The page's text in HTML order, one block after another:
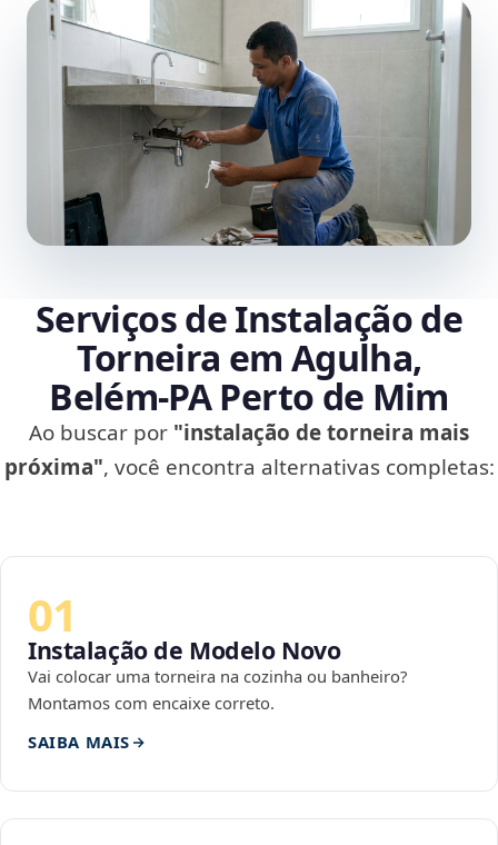
Serviços de Instalação de
Torneira em Agulha,
Belém‑PA Perto de Mim
Ao buscar por "instalação de torneira mais
próxima", você encontra alternativas completas:
01
Instalação de Modelo Novo
Vai colocar uma torneira na cozinha ou banheiro?
Montamos com encaixe correto.
SAIBA MAIS